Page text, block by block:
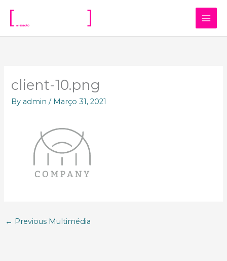
content
client-10.png
By admin/ Março 31, 2021
← Previous Multimédia